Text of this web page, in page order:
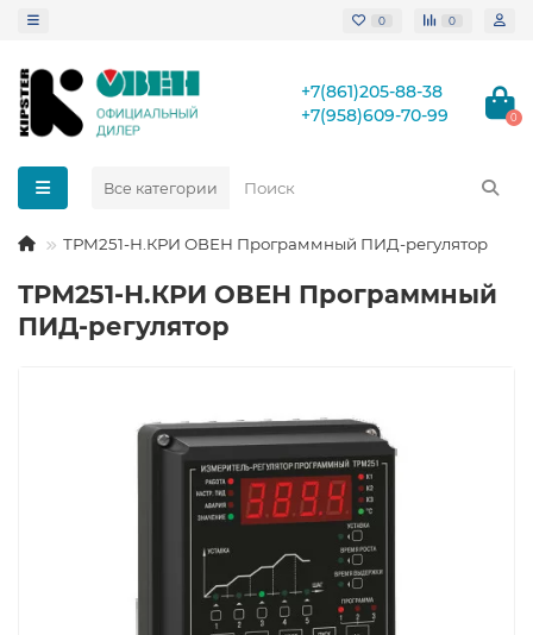
0 0
+7(861)205-88-38
+7(958)609-70-99
0
Все категории
ТРМ251-Н.КРИ ОВЕН Программный ПИД-регулятор
ТРМ251-Н.КРИ ОВЕН Программный
ПИД-регулятор